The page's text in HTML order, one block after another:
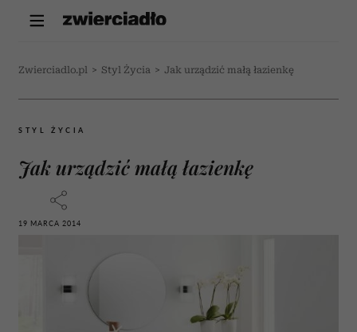
Zwierciadlo.pl > Styl Życia > Jak urządzić małą łazienkę
STYL ŻYCIA
Jak urządzić małą łazienkę
19 MARCA 2014